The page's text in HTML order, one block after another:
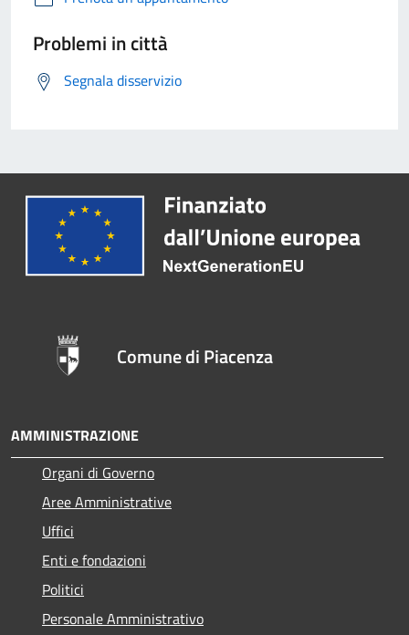
Problemi in città
Segnala disservizio
Comune di Piacenza
AMMINISTRAZIONE
Organi di Governo
Aree Amministrative
Uffici
Enti e fondazioni
Politici
Personale Amministrativo